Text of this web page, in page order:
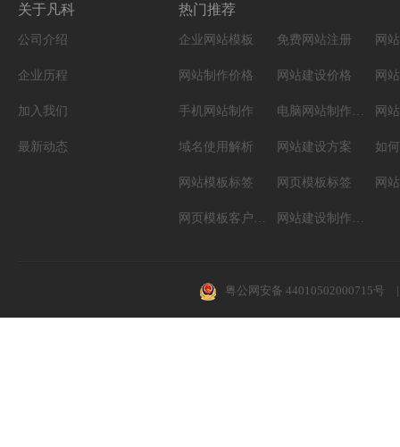
关于凡科
公司介绍
企业历程
加入我们
最新动态
热门推荐
企业网站模板 免费网站注册 网
网站制作价格 网站建设价格 网
手机网站制作 电脑网站制作设计 网
域名使用解析 网站建设方案 如
网站模板标签 网页模板标签
网页模板客户案例 网站建设制作知识
粤公网安备 44010502000715号 |